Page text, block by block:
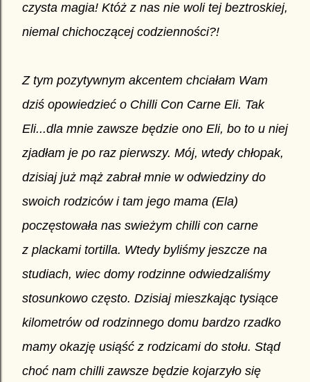
czysta magia! Któż z nas nie woli tej beztroskiej,
niemal chichoczącej codzienności?!
Z tym pozytywnym akcentem chciałam Wam
dziś opowiedzieć o Chilli Con Carne Eli. Tak
Eli...dla mnie zawsze będzie ono Eli, bo to u niej
zjadłam je po raz pierwszy. Mój, wtedy chłopak,
dzisiaj już mąż zabrał mnie w odwiedziny do
swoich rodziców i tam jego mama (Ela)
poczęstowała nas swieżym chilli con carne
z plackami tortilla. Wtedy byliśmy jeszcze na
studiach, wiec domy rodzinne odwiedzaliśmy
stosunkowo często. Dzisiaj mieszkając tysiące
kilometrów od rodzinnego domu bardzo rzadko
mamy okazję usiąść z rodzicami do stołu. Stąd
choć nam chilli zawsze będzie kojarzyło się